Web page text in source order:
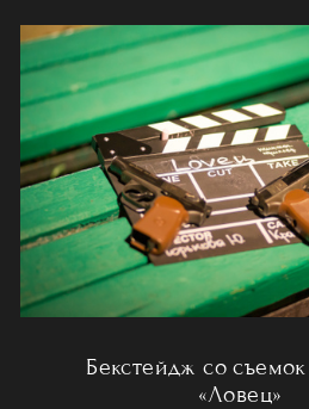
Бекстейдж со
«Ловец»